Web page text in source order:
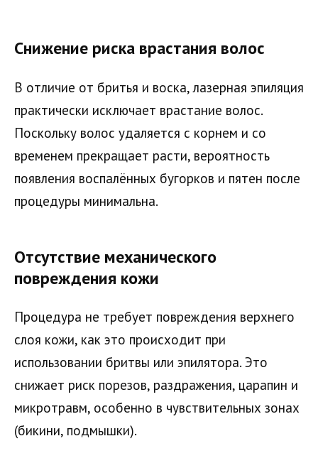
Снижение риска врастания волос
В отличие от бритья и воска, лазерная эпиляция
практически исключает врастание волос.
Поскольку волос удаляется с корнем и со
временем прекращает расти, вероятность
появления воспалённых бугорков и пятен после
процедуры минимальна.
Отсутствие механического
повреждения кожи
Процедура не требует повреждения верхнего
слоя кожи, как это происходит при
использовании бритвы или эпилятора. Это
снижает риск порезов, раздражения, царапин и
микротравм, особенно в чувствительных зонах
(бикини, подмышки).